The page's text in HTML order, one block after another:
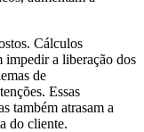
Cálculos
impedir a liberação dos
de
Essas
também atrasam a
do cliente.